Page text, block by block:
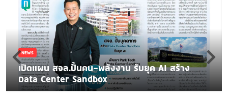
NEWS
เปิดแผน สจล.ปั้นคน-พลังงาน รับยุค AI สร้าง
Data Center Sandbox